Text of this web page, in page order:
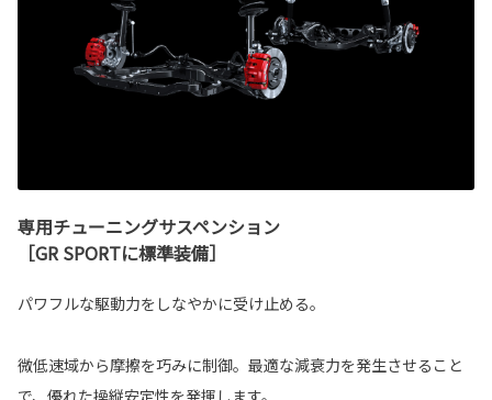
専用チューニングサスペンション
［GR SPORTに標準装備］
パワフルな駆動力をしなやかに受け止める。
微低速域から摩擦を巧みに制御。最適な減衰力を発生させること
で、優れた操縦安定性を発揮します。